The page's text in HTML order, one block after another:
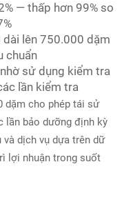
— thấp hơn 99% so
dài lên 750.000 dặm
chuẩn
sử dụng kiểm tra
lần kiểm tra
dặm cho phép tái sử
lần bảo dưỡng định kỳ
dịch vụ dựa trên dữ
lợi nhuận trong suốt